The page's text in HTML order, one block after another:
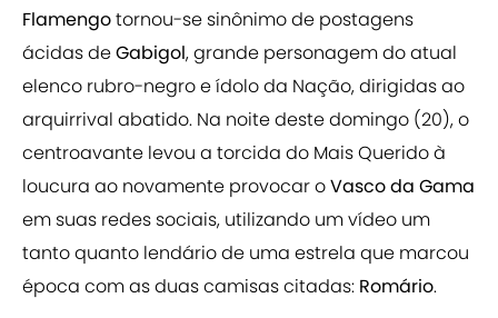
Flamengotornou-se sinônimo de postagens
ácidas deGabigol, grande personagem do atual
elenco rubro-negro e ídolo da Nação, dirigidas ao
arquirrival abatido. Na noite deste domingo (20), o
centroavante levou a torcida do Mais Querido à
loucura ao novamente provocar oVasco da Gama
em suas redes sociais, utilizando um vídeo um
tanto quanto lendário de uma estrela que marcou
época com as duas camisas citadas: Romário.